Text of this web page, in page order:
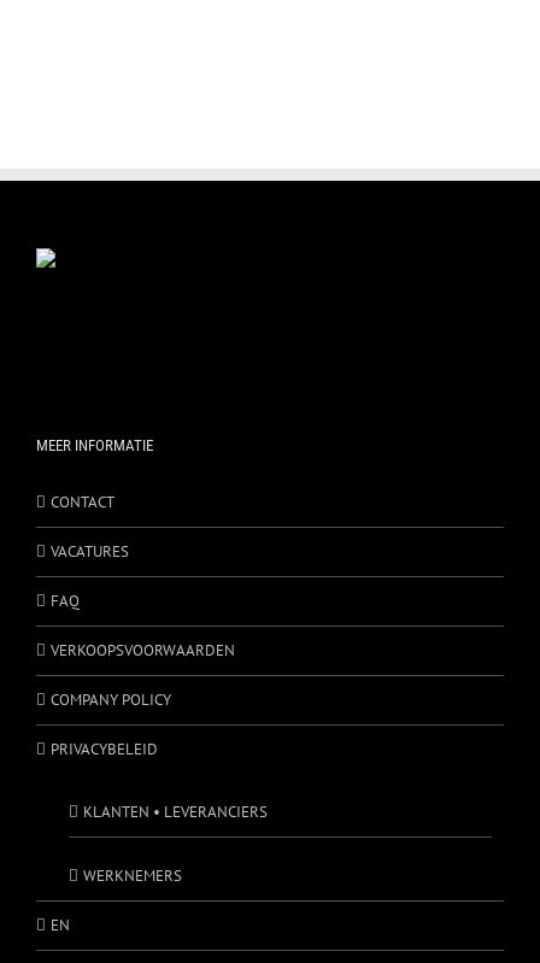
MEER INFORMATIE
CONTACT
VACATURES
FAQ
VERKOOPSVOORWAARDEN
COMPANY POLICY
PRIVACYBELEID
KLANTEN • LEVERANCIERS
WERKNEMERS
EN